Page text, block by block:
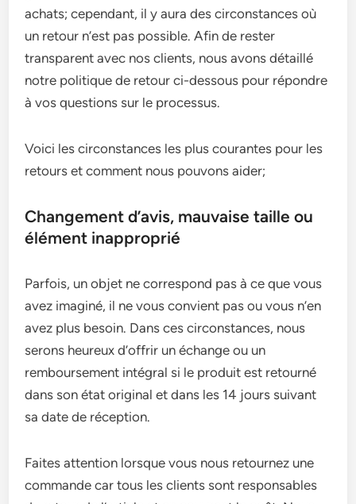
achats; cependant, il y aura des circonstances où
un retour n’est pas possible. Afin de rester
transparent avec nos clients, nous avons détaillé
notre politique de retour ci-dessous pour répondre
à vos questions sur le processus.
Voici les circonstances les plus courantes pour les
retours et comment nous pouvons aider;
Changement d’avis, mauvaise taille ou
élément inapproprié
Parfois, un objet ne correspond pas à ce que vous
avez imaginé, il ne vous convient pas ou vous n’en
avez plus besoin. Dans ces circonstances, nous
serons heureux d’offrir un échange ou un
remboursement intégral si le produit est retourné
dans son état original et dans les 14 jours suivant
sa date de réception.
Faites attention lorsque vous nous retournez une
commande car tous les clients sont responsables